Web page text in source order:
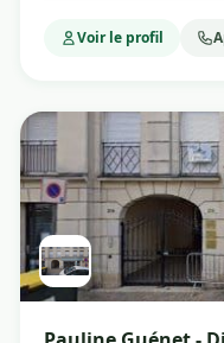
Voir le profil